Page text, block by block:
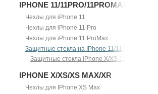
IPHONE 11/11PRO/11PROMAX
Чехлы для iPhone 11
Чехлы для iPhone 11 Pro
Чехлы для iPhone 11 ProMax
Защитные стекла на IPhone 11/11Pro/11ProMax
Защитные стекла iPhone X/XS 11Pro
IPHONE X/XS/XS MAX/XR
Чехлы для IPhone XS Max